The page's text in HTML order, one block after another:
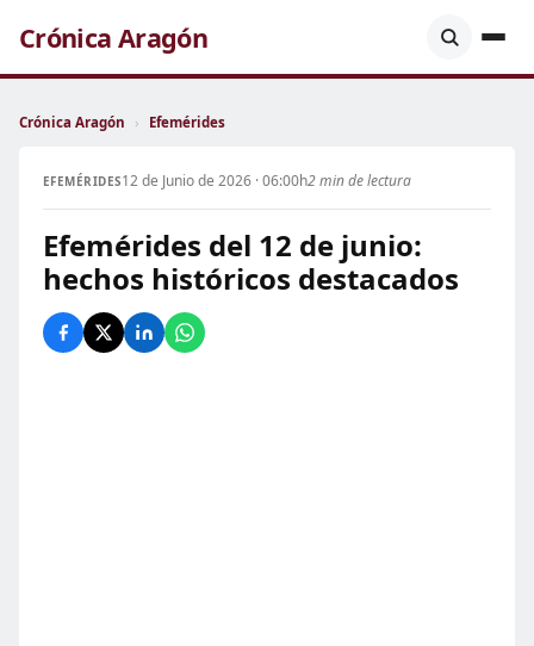
Crónica Aragón
Crónica Aragón › Efemérides
EFEMÉRIDES12 de Junio de 2026 · 06:00h2 min de lectura
Efemérides del 12 de junio:
hechos históricos destacados